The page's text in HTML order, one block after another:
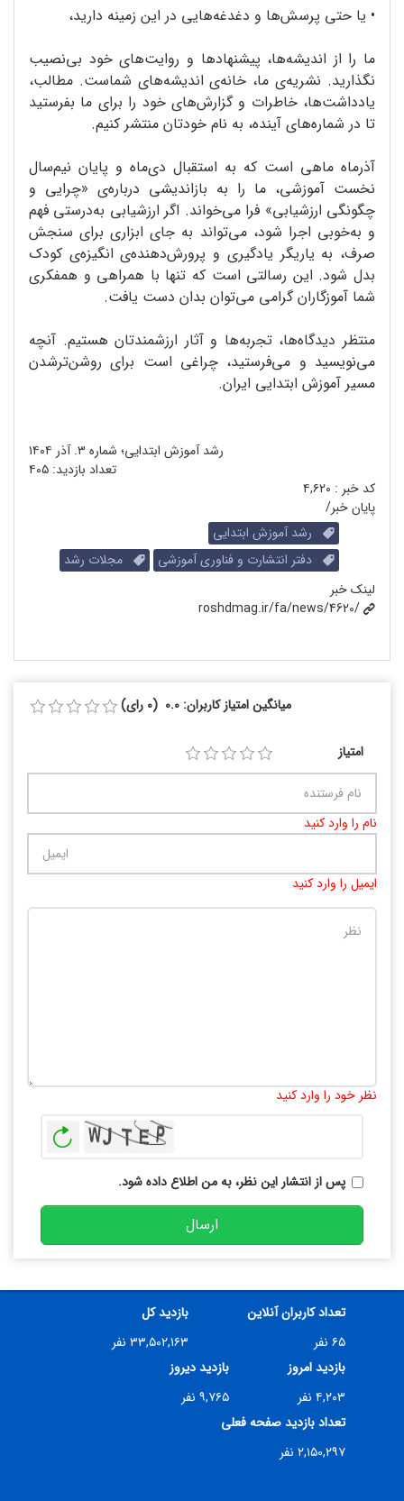
• یا حتی پرسش‌ها و دغدغه‌هایی در این زمینه دارید،
ما را از اندیشه‌ها، پیشنهادها و روایت‌های خود بی‌نصیب
نگذارید. نشریه‌ی ما، خانه‌ی اندیشه‌های شماست. مطالب،
یادداشت‌ها، خاطرات و گزارش‌های خود را برای ما بفرستید
تا در شماره‌های آینده، به نام خودتان منتشر کنیم.
آذرماه ماهی است که به استقبال دی‌ماه و پایان نیم‌سال
نخست آموزشی، ما را به بازاندیشی درباره‌ی «چرایی و
چگونگی ارزشیابی» فرا می‌خواند. اگر ارزشیابی به‌درستی فهم
و به‌خوبی اجرا شود، می‌تواند به جای ابزاری برای سنجش
صرف، به یاریگر یادگیری و پرورش‌دهنده‌ی انگیزه‌ی کودک
بدل شود. این رسالتی است که تنها با همراهی و همفکری
شما آموزگاران گرامی می‌توان بدان دست یافت.
منتظر دیدگاه‌ها، تجربه‌ها و آثار ارزشمندتان هستیم. آنچه
می‌نویسید و می‌فرستید، چراغی است برای روشن‌ترشدن
مسیر آموزش ابتدایی ایران.
رشد آموزش ابتدایی؛ شماره ۳. آذر ۱۴۰۴
تعداد بازدید: ۴۰۵
کد خبر : ۴,۶۲۰
پایان خبر/
رشد آموزش ابتدایی
دفتر انتشارت و فناوری آموزشی
مجلات رشد
لینک خبر
roshdmag.ir/fa/news/4620/
میانگین امتیاز کاربران: 0.0 (0 رای)
امتیاز
نام را وارد کنید
ایمیل را وارد کنید
نظر خود را وارد کنید
پس از انتشار این نظر، به من اطلاع داده شود.
ارسال
تعداد کاربران آنلاین
۶۵ نفر
بازدید کل
۳۳,۵۰۲,۱۶۳ نفر
بازدید امروز
۴,۲۰۳ نفر
بازدید دیروز
۹,۷۶۵ نفر
تعداد بازدید صفحه فعلی
۲,۱۵۰,۲۹۷ نفر